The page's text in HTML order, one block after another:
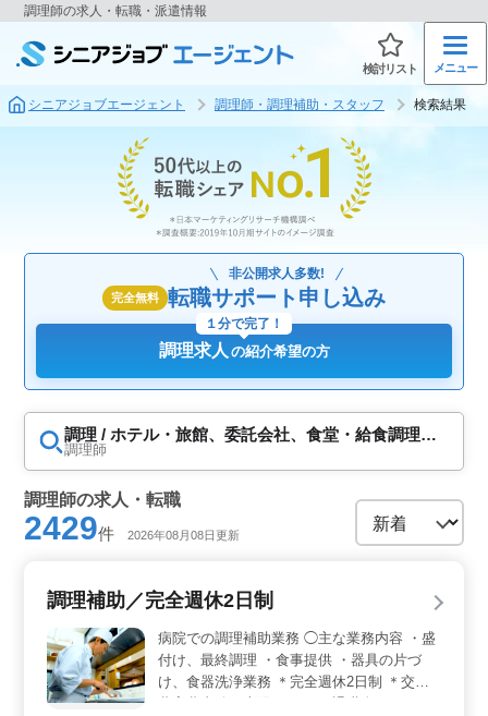
調理師の求人・転職・派遣情報
検討リスト メニュー
シニアジョブエージェント 調理師・調理補助・スタッフ 検索結果
完全無料
非公開求人多数!
転職サポート申し込み
調理求人 の紹介希望の方
１分で完了！
調理 / ホテル・旅館、委託会社、食堂・給食調理、
福祉施設・病院調理、飲食店、食品工場
調理師
調理師の求人・転職
2429件 2026年08月08日更新
調理補助／完全週休2日制
病院での調理補助業務 ◯主な業務内容 ・盛
付け、最終調理 ・食事提供 ・器具の片づ
け、食器洗浄業務 ＊完全週休2日制 ＊交通